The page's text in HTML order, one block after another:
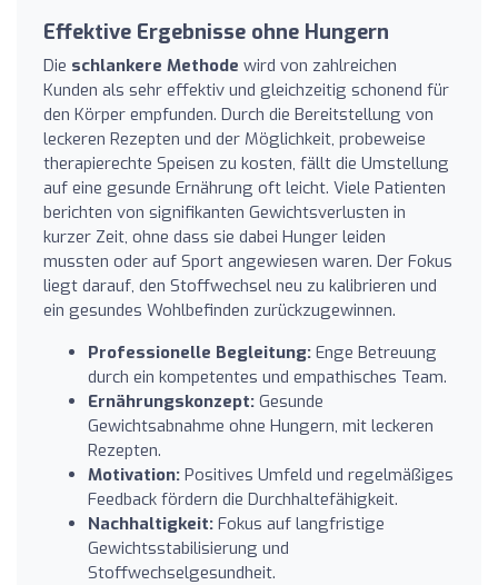
Effektive Ergebnisse ohne Hungern
Die schlankere Methode wird von zahlreichen
Kunden als sehr effektiv und gleichzeitig schonend für
den Körper empfunden. Durch die Bereitstellung von
leckeren Rezepten und der Möglichkeit, probeweise
therapierechte Speisen zu kosten, fällt die Umstellung
auf eine gesunde Ernährung oft leicht. Viele Patienten
berichten von signifikanten Gewichtsverlusten in
kurzer Zeit, ohne dass sie dabei Hunger leiden
mussten oder auf Sport angewiesen waren. Der Fokus
liegt darauf, den Stoffwechsel neu zu kalibrieren und
ein gesundes Wohlbefinden zurückzugewinnen.
Professionelle Begleitung: Enge Betreuung
durch ein kompetentes und empathisches Team.
Ernährungskonzept: Gesunde
Gewichtsabnahme ohne Hungern, mit leckeren
Rezepten.
Motivation: Positives Umfeld und regelmäßiges
Feedback fördern die Durchhaltefähigkeit.
Nachhaltigkeit: Fokus auf langfristige
Gewichtsstabilisierung und
Stoffwechselgesundheit.